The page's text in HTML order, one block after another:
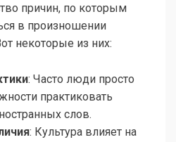
причин, по которым
в произношении
некоторые из них:
: Часто люди просто
практиковать
слов.
: Культура влияет на